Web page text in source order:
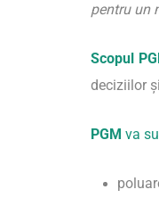
pentru un
Scopul
deciziilor
PGM va